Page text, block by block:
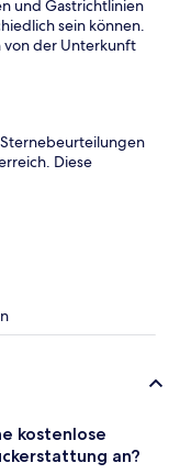
und Gastrichtlinien
sein können.
von der Unterkunft
Diese
kostenlose
an?